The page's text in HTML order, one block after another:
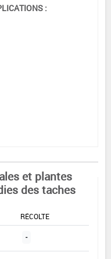
:
et plantes
des taches
RÉCOLTE
-